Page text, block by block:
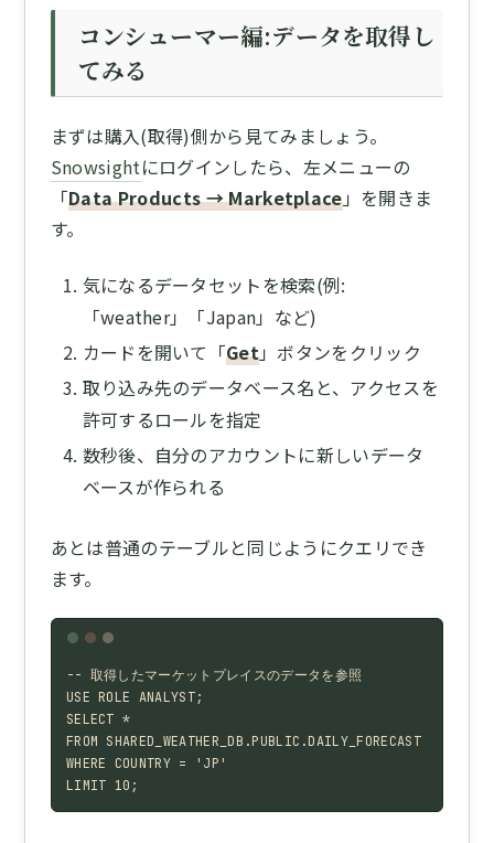
コンシューマー編:データを取得し
てみる
まずは購入(取得)側から見てみましょう。
Snowsightにログインしたら、左メニューの
「Data Products → Marketplace」を開きま
す。
気になるデータセットを検索(例:
「weather」「Japan」など)
カードを開いて「Get」ボタンをクリック
取り込み先のデータベース名と、アクセスを
許可するロールを指定
数秒後、自分のアカウントに新しいデータ
ベースが作られる
あとは普通のテーブルと同じようにクエリでき
ます。
-- 取得したマーケットプレイスのデータを参照
USE ROLE ANALYST;
SELECT *
FROM SHARED_WEATHER_DB.PUBLIC.DAILY_FORECAST
WHERE COUNTRY = 'JP'
LIMIT 10;